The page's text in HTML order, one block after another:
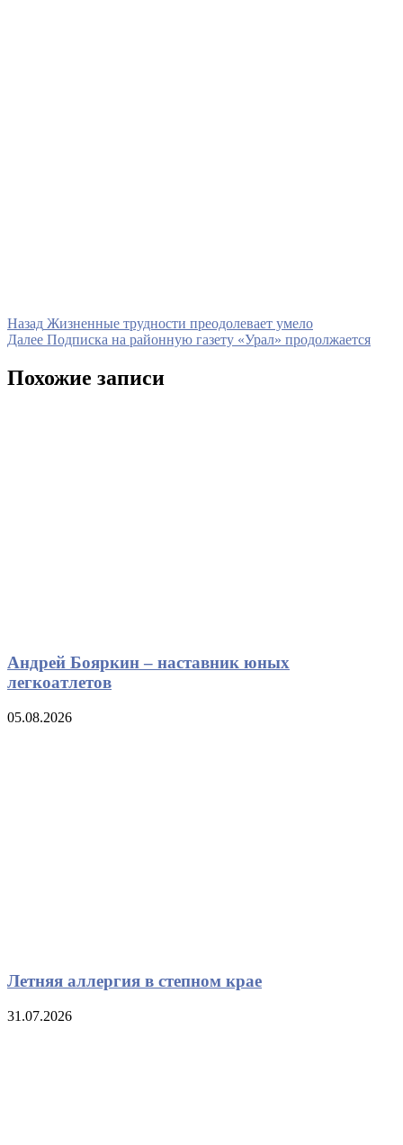
Навигация
по
записям
Назад Предыдущая
запись
Жизненные трудности преодолевает умело
Далее Следующая
Подписка на районную газету «Урал» продолжается
Похожие записи
Андрей Бояркин – наставник юных
легкоатлетов
05.08.2026
Летняя аллергия в степном крае
31.07.2026